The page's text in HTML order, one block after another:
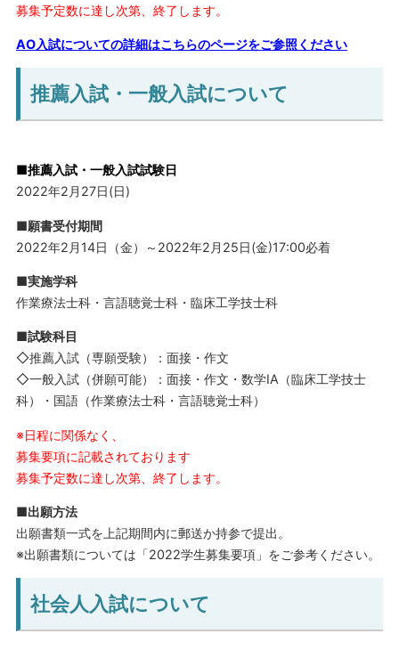
募集予定数に達し次第、終了します。
AO入試についての詳細はこちらのページをご参照ください
推薦入試・一般入試について
■推薦入試・一般入試試験日
2022年2月27日(日)
■願書受付期間
2022年2月14日（金）～2022年2月25日(金)17:00必着
■実施学科
作業療法士科・言語聴覚士科・臨床工学技士科
■試験科目
◇推薦入試（専願受験）：面接・作文
◇一般入試（併願可能）：面接・作文・数学ⅠA（臨床工学技士
科）・国語（作業療法士科・言語聴覚士科）
※日程に関係なく、
募集要項に記載されております
募集予定数に達し次第、終了します。
■出願方法
出願書類一式を上記期間内に郵送か持参で提出。
※出願書類については「2022学生募集要項」をご参考ください。
社会人入試について